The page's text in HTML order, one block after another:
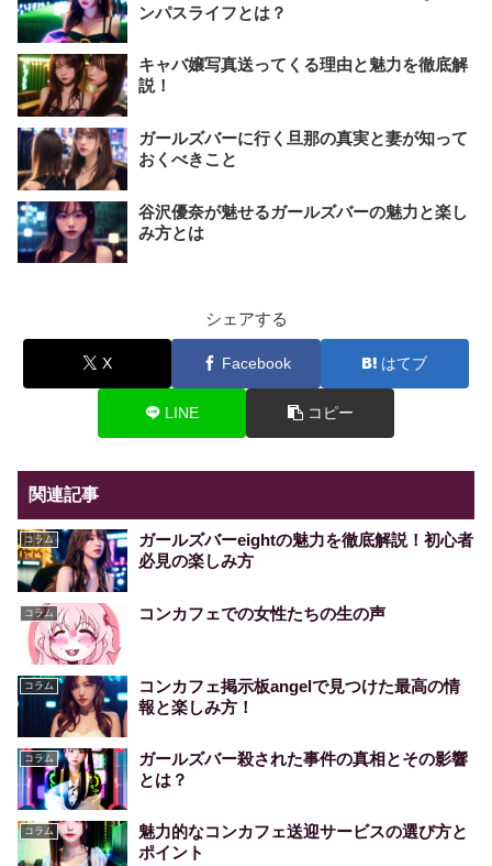
ンパスライフとは？
キャバ嬢写真送ってくる理由と魅力を徹底解
説！
ガールズバーに行く旦那の真実と妻が知って
おくべきこと
谷沢優奈が魅せるガールズバーの魅力と楽し
み方とは
シェアする
X Facebook はてブ
LINE コピー
関連記事
コラム
ガールズバーeightの魅力を徹底解説！初心者
必見の楽しみ方
コラム コンカフェでの女性たちの生の声
コラム
コンカフェ掲示板angelで見つけた最高の情
報と楽しみ方！
コラム
ガールズバー殺された事件の真相とその影響
とは？
コラム
魅力的なコンカフェ送迎サービスの選び方と
ポイント